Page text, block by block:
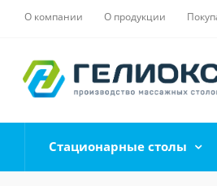
О компании О продукции
Стационарные столы